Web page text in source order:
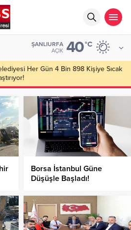
ŞANLIURFA
AÇIK 40°C
Her Gün 4 Bin 898 Kişiye Sıcak
Borsa İstanbul Güne
Düşüşle Başladı!